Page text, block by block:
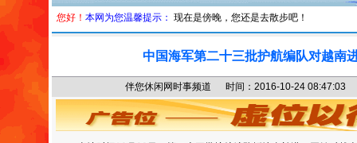
您好！ 本网为您温馨提示： 现在是傍晚，您还是去散步吧！
中国海军第二十三批护航编队对越南
伴您休闲网时事频道 时间：2016-10-24